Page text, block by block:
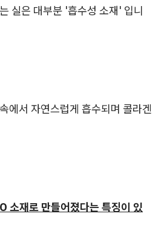
실은 대부분 '흡수성 소재' 입니
에서 자연스럽게 흡수되며 콜라겐
재로 만들어졌다는 특징이 있